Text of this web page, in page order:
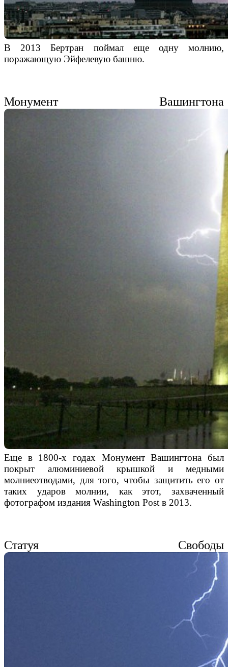
В 2013 Бертран поймал еще одну молнию,
поражающую Эйфелевую башню.
Монумент Вашингтона
Еще в 1800-х годах Монумент Вашингтона был
покрыт
алюминиевой крышкой
и медными
молниеотводами, для того, чтобы защитить его от
таких ударов молнии, как этот, захваченный
фотографом издания Washington Post в 2013.
Статуя Свободы